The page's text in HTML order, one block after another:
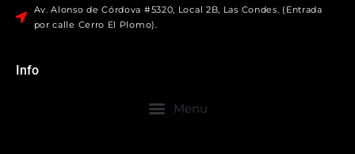
Av. Alonso de Córdova #5320, Local 2B, Las Condes. (Entrada
por calle Cerro El Plomo).
Info